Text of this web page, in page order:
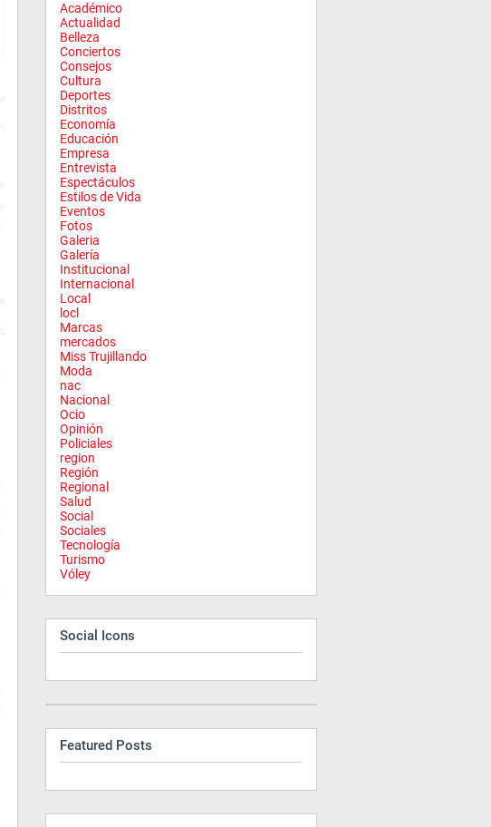
Académico
Actualidad
Belleza
Conciertos
Consejos
Cultura
Deportes
Distritos
Economía
Educación
Empresa
Entrevista
Espectáculos
Estilos de Vida
Eventos
Fotos
Galeria
Galería
Institucional
Internacional
Local
locl
Marcas
mercados
Miss Trujillando
Moda
nac
Nacional
Ocio
Opinión
Policiales
region
Región
Regional
Salud
Social
Sociales
Tecnología
Turismo
Vóley
Social Icons
Featured Posts